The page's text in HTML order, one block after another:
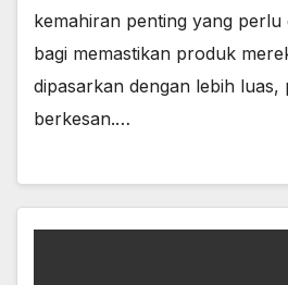
kemahiran penting yang perlu
bagi memastikan produk
dipasarkan dengan lebih luas,
berkesan.…